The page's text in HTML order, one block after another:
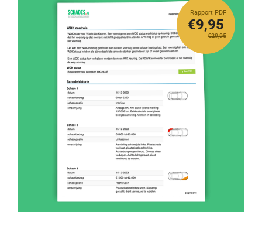
Rapport PDF
€29,95
€9,95